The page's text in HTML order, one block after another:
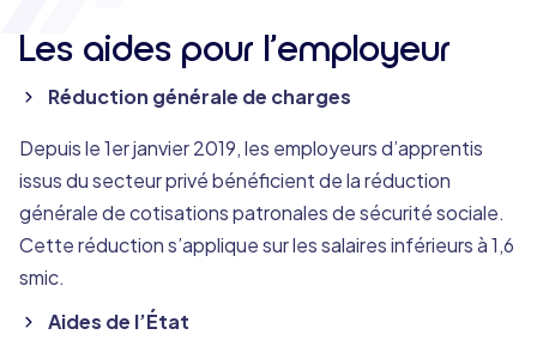
Les aides pour l’employeur
Réduction générale de charges
Depuis le 1er janvier 2019, les employeurs d’apprentis
issus du secteur privé bénéficient de la réduction
générale de cotisations patronales de sécurité sociale.
Cette réduction s’applique sur les salaires inférieurs à 1,6
smic.
Aides de l’État